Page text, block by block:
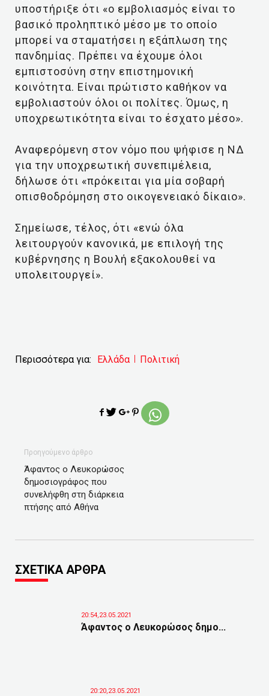
υποστήριξε ότι «ο εμβολιασμός είναι το
βασικό προληπτικό μέσο με το οποίο
μπορεί να σταματήσει η εξάπλωση της
πανδημίας. Πρέπει να έχουμε όλοι
εμπιστοσύνη στην επιστημονική
κοινότητα. Είναι πρώτιστο καθήκον να
εμβολιαστούν όλοι οι πολίτες. Όμως, η
υποχρεωτικότητα είναι το έσχατο μέσο».
Αναφερόμενη στον νόμο που ψήφισε η ΝΔ
για την υποχρεωτική συνεπιμέλεια,
δήλωσε ότι «πρόκειται για μία σοβαρή
οπισθοδρόμηση στο οικογενειακό δίκαιο».
Σημείωσε, τέλος, ότι «ενώ όλα
λειτουργούν κανονικά, με επιλογή της
κυβέρνησης η Βουλή εξακολουθεί να
υπολειτουργεί».
Περισσότερα για: Ελλάδα Πολιτική
Προηγούμενο άρθρο
Άφαντος ο Λευκορώσος
δημοσιογράφος που
συνελήφθη στη διάρκεια
πτήσης από Αθήνα
ΣΧΕΤΙΚΑ ΑΡΘΡΑ
20:54,23.05.2021
Άφαντος ο Λευκορώσος δημο...
20:20,23.05.2021